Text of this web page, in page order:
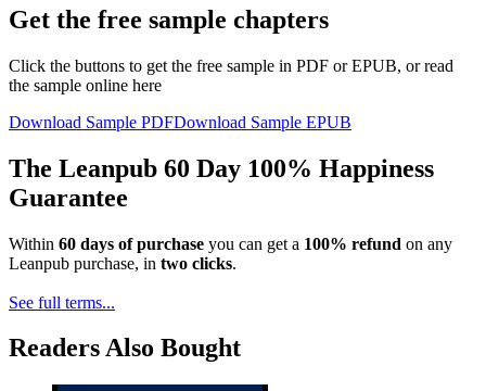
Get the free sample chapters
Click the buttons to get the free sample in PDF or EPUB, or read
the sample online here
Download Sample PDFDownload Sample EPUB
The Leanpub 60 Day 100% Happiness
Guarantee
Within 60 days of purchase you can get a 100% refund on any
Leanpub purchase, in two clicks.
See full terms...
Readers Also Bought